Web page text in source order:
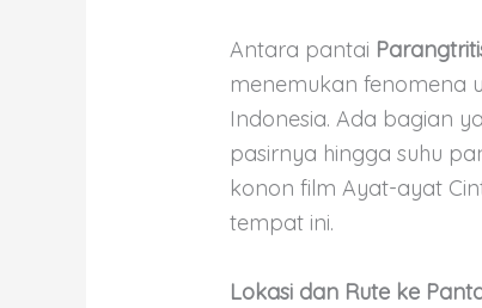
Antara pantai
menemukan fenomena
Indonesia. Ada bagian
pasirnya hingga suhu
konon film Ayat-ayat
tempat ini.
Lokasi dan Rute ke